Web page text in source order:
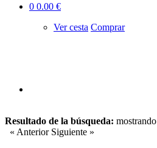
0 0.00 €
Ver cesta Comprar
Resultado de la búsqueda: mostrando
« Anterior Siguiente »